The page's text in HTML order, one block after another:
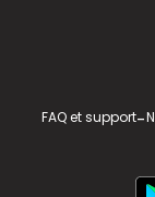
FAQ et support-